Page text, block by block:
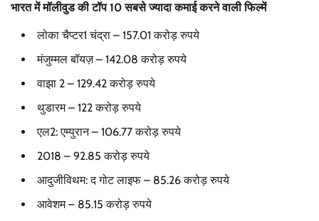
भारत में मॉलीवुड की टॉप 10 सबसे ज्यादा कमाई करने वाली फिल्में
लोका चैप्टर1 चंद्रा – 157.01 करोड़ रुपये
मंजुम्मल बॉयज़ – 142.08 करोड़ रुपये
वाझा 2 – 129.42 करोड़ रुपये
थुडारम – 122 करोड़ रुपये
एल2: एम्पुरान – 106.77 करोड़ रुपये
2018 – 92.85 करोड़ रुपये
आदुजीविथम: द गोट लाइफ – 85.26 करोड़ रुपये
आवेशम – 85.15 करोड़ रुपये